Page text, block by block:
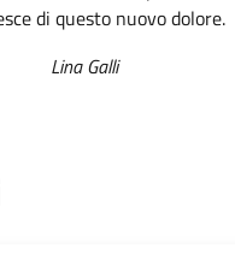
di questo nuovo dolore.
Lina Galli